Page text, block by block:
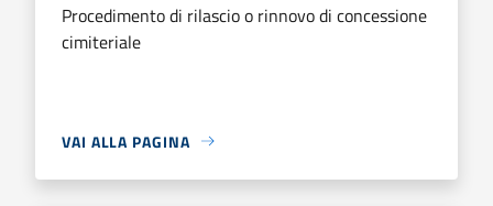
Procedimento di rilascio o rinnovo di concessione
cimiteriale
VAI ALLA PAGINA